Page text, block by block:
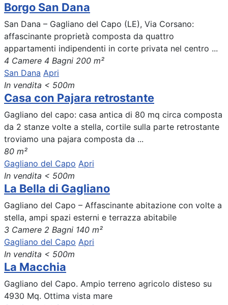
Borgo San Dana
San Dana – Gagliano del Capo (LE), Via Corsano:
affascinante proprietà composta da quattro
appartamenti indipendenti in corte privata nel centro ...
4 Camere 4 Bagni 200 m²
San Dana Apri
In vendita < 500m
Casa con Pajara retrostante
Gagliano del capo: casa antica di 80 mq circa composta
da 2 stanze volte a stella, cortile sulla parte retrostante
troviamo una pajara composta da ...
80 m²
Gagliano del Capo Apri
In vendita < 500m
La Bella di Gagliano
Gagliano del Capo – Affascinante abitazione con volte a
stella, ampi spazi esterni e terrazza abitabile
3 Camere 2 Bagni 140 m²
Gagliano del Capo Apri
In vendita < 500m
La Macchia
Gagliano del Capo. Ampio terreno agricolo disteso su
4930 Mq. Ottima vista mare